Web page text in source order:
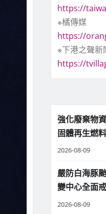
https://
※橘傳媒
https://
※下港之聲新
https://
強化廢棄物
固體再生燃
2026-08-09
嚴防白海豚
變中心全面
2026-08-09